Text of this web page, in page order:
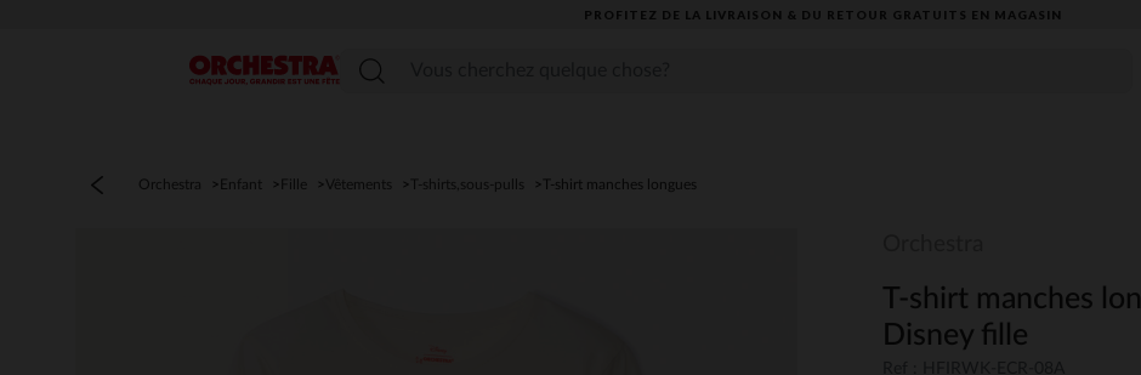
PROFITEZ DE LA LIVRAISON & DU RETOUR GRATUITS EN MAGASIN​
Menu
Orchestra Enfant Fille Vêtements T-shirts,sous-pulls T-shirt manches longues
T-shirt manches
Disney fille